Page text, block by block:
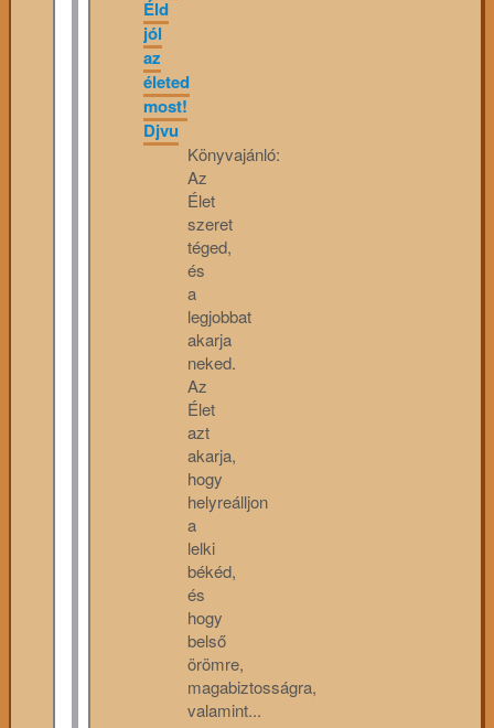
Éld
jól
az
életed
most!
Djvu
Könyvajánló:
Az
Élet
szeret
téged,
és
a
legjobbat
akarja
neked.
Az
Élet
azt
akarja,
hogy
helyreálljon
a
lelki
békéd,
és
hogy
belső
örömre,
magabiztosságra,
valamint...